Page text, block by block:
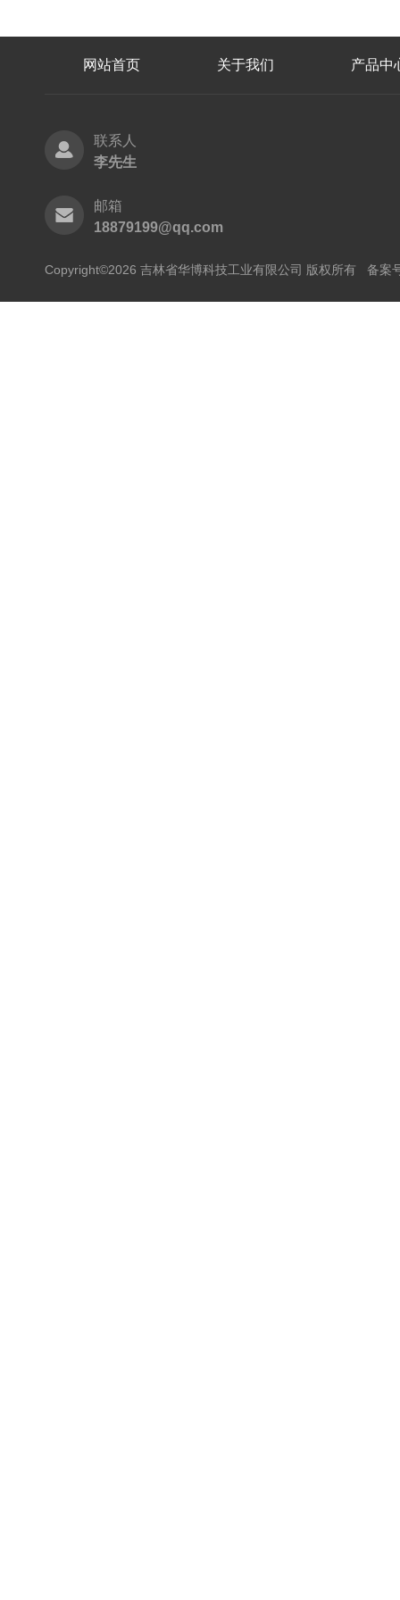
网站首页 关于我们 产品中
联系人
李先生
邮箱
18879199@qq.com
Copyright©2026 吉林省华博科技工业有限公司 版权所有 备案